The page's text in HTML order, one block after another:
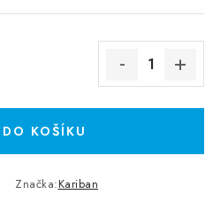
KOŠÍKU
Značka:Kariban